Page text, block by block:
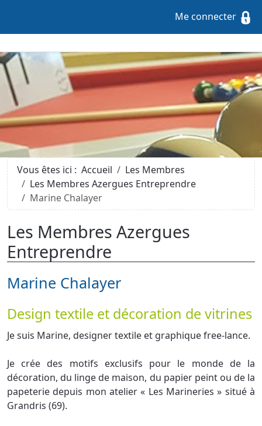
Me connecter
Vous êtes ici : Accueil
Les Membres
Les Membres Azergues Entreprendre
Marine Chalayer
Les Membres Azergues
Entreprendre
Marine Chalayer
Design textile et décoration de vitrines
Je suis Marine, designer textile et graphique free-lance.
Je crée des motifs exclusifs pour le monde de la
décoration, du linge de maison, du papier peint ou de la
papeterie depuis mon atelier « Les Marineries » situé à
Grandris (69).